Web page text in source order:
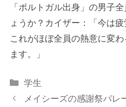
「ポルトガル出身」の男子
ょうか？カイザー：「今は疲
これがほぼ全員の熱意に変
ます。」
カ
テ
学生
メイシーズの感謝祭パレ